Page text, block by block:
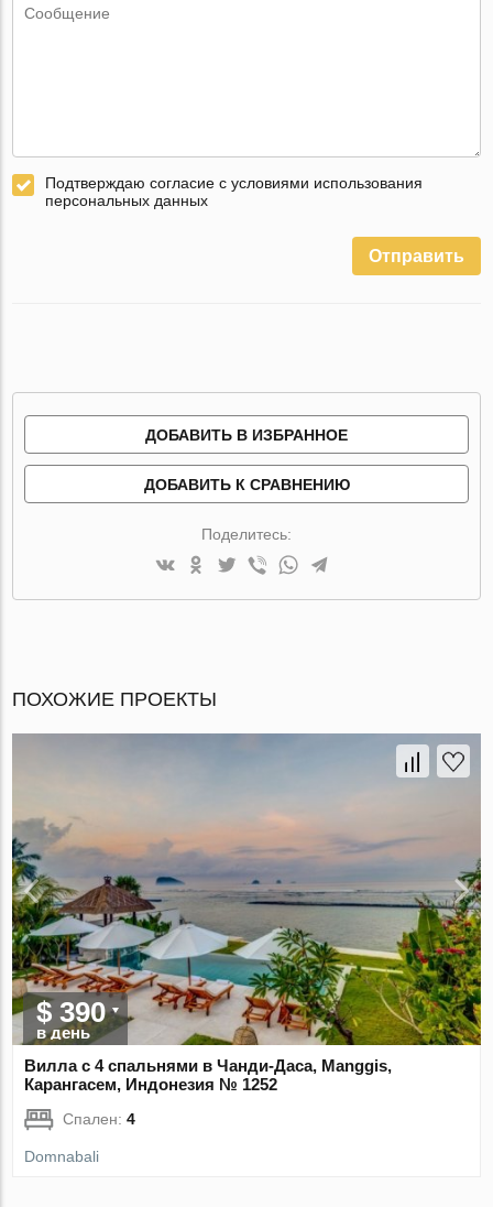
Подтверждаю согласие с условиями использования
персональных данных
Отправить
ДОБАВИТЬ В ИЗБРАННОЕ
ДОБАВИТЬ К СРАВНЕНИЮ
Поделитесь:
ПОХОЖИЕ ПРОЕКТЫ
$ 390
в день
Вилла с 4 спальнями в Чанди-Даса, Manggis,
Карангасем, Индонезия № 1252
Спален:4
Domnabali